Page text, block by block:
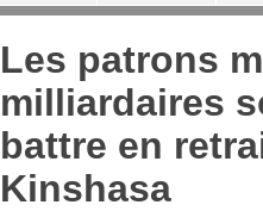
Les patrons
milliardaires
battre en
Kinshasa